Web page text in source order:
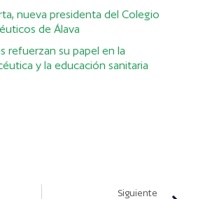
nueva presidenta del Colegio
de Álava
refuerzan su papel en la
y la educación sanitaria
Siguiente